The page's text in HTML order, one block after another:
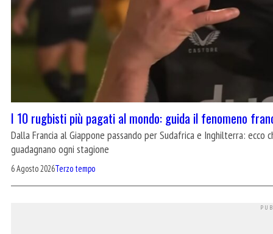
I 10 rugbisti più pagati al mondo: guida il fenomeno
Dalla Francia al Giappone passando per Sudafrica e Inghilterra:
guadagnano ogni stagione
6 Agosto 2026Terzo tempo